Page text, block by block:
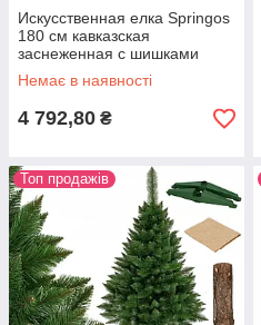
Искусственная елка Springos
180 см кавказская
заснеженная с шишками
Premium CT0052 alli
ОРИГИНАЛ
Немає в наявності
4 792,80 ₴
Топ продажів